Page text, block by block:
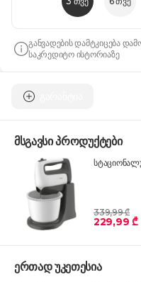
განვადების დამტკიცება
საკრედიტო ისტორიაზე
მსგავსი პროდუქტები
339,99 ₾
229,99 ₾
ერთად უკეთესია